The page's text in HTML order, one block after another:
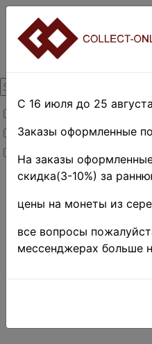
Товары со скидкой
Товары в наличии
Новинки
С 16 июля до 25
Заказы оформленные
На заказы
скидка(3-10%) за
цены на монеты из
все вопросы
мессенджерах больше